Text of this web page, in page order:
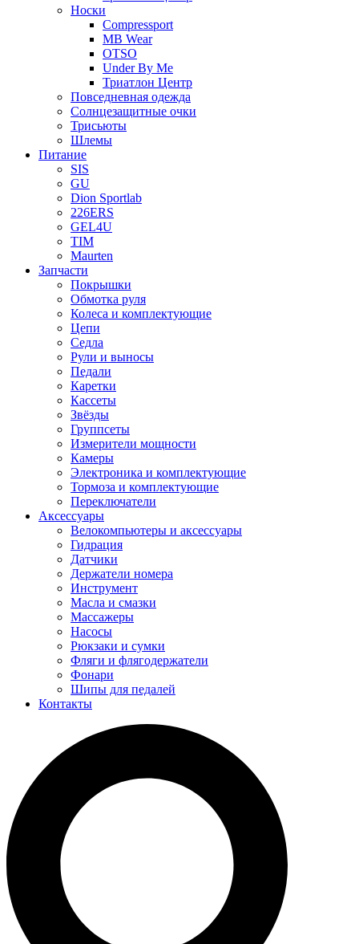
Носки
Compressport
MB Wear
OTSO
Under By Me
Триатлон Центр
Повседневная одежда
Солнцезащитные очки
Трисьюты
Шлемы
Питание
SIS
GU
Dion Sportlab
226ERS
GEL4U
TIM
Maurten
Запчасти
Покрышки
Обмотка руля
Колеса и комплектующие
Цепи
Седла
Рули и выносы
Педали
Каретки
Кассеты
Звёзды
Группсеты
Измерители мощности
Камеры
Электроника и комплектующие
Тормоза и комплектующие
Переключатели
Аксессуары
Велокомпьютеры и аксессуары
Гидрация
Датчики
Держатели номера
Инструмент
Масла и смазки
Массажеры
Насосы
Рюкзаки и сумки
Фляги и флягодержатели
Фонари
Шипы для педалей
Контакты